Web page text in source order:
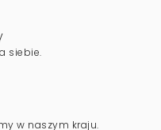
siebie.
w naszym kraju.